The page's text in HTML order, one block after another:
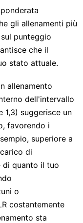
gli allenamenti più
punteggio
che il
stato attuale.
allenamento
dell'intervallo
suggerisce un
favorendo i
superiore a
di
di quanto il tuo
o
costantemente
sta